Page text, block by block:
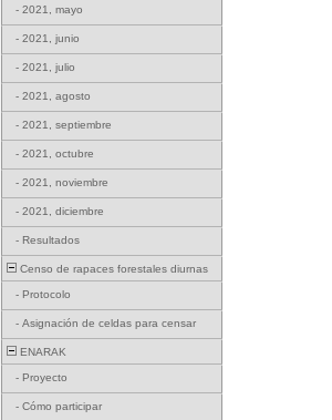
- 2021, mayo
- 2021, junio
- 2021, julio
- 2021, agosto
- 2021, septiembre
- 2021, octubre
- 2021, noviembre
- 2021, diciembre
- Resultados
Censo de rapaces forestales diurnas
- Protocolo
- Asignación de celdas para censar
ENARAK
- Proyecto
- Cómo participar